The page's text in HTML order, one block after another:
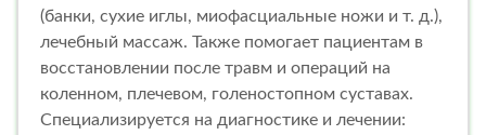
(банки, сухие иглы, миофасциальные ножи и т. д.),
лечебный массаж. Также помогает пациентам в
восстановлении после травм и операций на
коленном, плечевом, голеностопном суставах.
Cпециализируется на диагностике и лечении: